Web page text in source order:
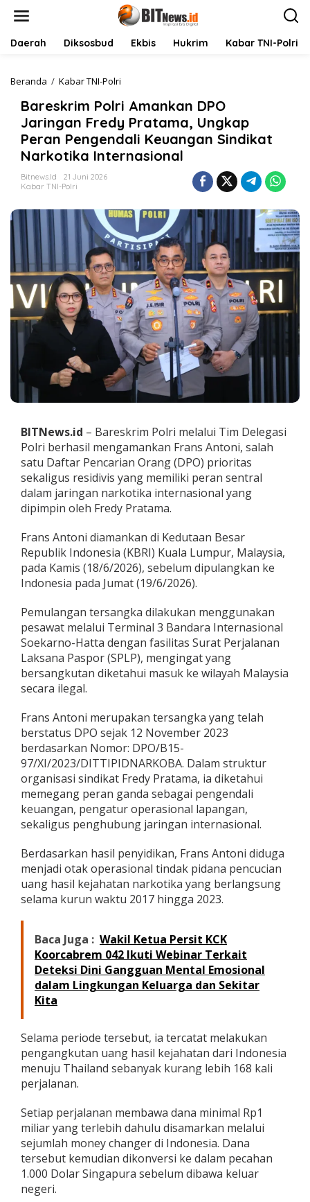
Daerah Diksosbud Ekbis Hukrim Kabar TNI-Polri
Beranda / Kabar TNI-Polri
r
e
s
k
r
l
r
i
A
m
a
n
k
a
n
D
P
O
J
a
r
n
g
a
n
F
r
e
P
r
a
t
a
,
U
n
k
P
e
a
n
P
e
n
g
e
d
a
l
i
K
a
n
g
a
n
d
i
k
a
k
o
i
Bareskrim Polri Amankan DPO
Jaringan Fredy Pratama, Ungkap
Peran Pengendali Keuangan Sindikat
Narkotika Internasional
Bitnews.id
21 Juni 2026
Kabar TNI-Polri
BITNews.id – Bareskrim Polri melalui Tim Delegasi
Polri berhasil mengamankan Frans Antoni, salah
satu Daftar Pencarian Orang (DPO) prioritas
sekaligus residivis yang memiliki peran sentral
dalam jaringan narkotika internasional yang
dipimpin oleh Fredy Pratama.
Frans Antoni diamankan di Kedutaan Besar
Republik Indonesia (KBRI) Kuala Lumpur, Malaysia,
pada Kamis (18/6/2026), sebelum dipulangkan ke
Indonesia pada Jumat (19/6/2026).
Pemulangan tersangka dilakukan menggunakan
pesawat melalui Terminal 3 Bandara Internasional
Soekarno-Hatta dengan fasilitas Surat Perjalanan
Laksana Paspor (SPLP), mengingat yang
bersangkutan diketahui masuk ke wilayah Malaysia
secara ilegal.
Frans Antoni merupakan tersangka yang telah
berstatus DPO sejak 12 November 2023
berdasarkan Nomor: DPO/B15-
97/XI/2023/DITTIPIDNARKOBA. Dalam struktur
organisasi sindikat Fredy Pratama, ia diketahui
memegang peran ganda sebagai pengendali
keuangan, pengatur operasional lapangan,
sekaligus penghubung jaringan internasional.
Berdasarkan hasil penyidikan, Frans Antoni diduga
menjadi otak operasional tindak pidana pencucian
uang hasil kejahatan narkotika yang berlangsung
selama kurun waktu 2017 hingga 2023.
Baca Juga : Wakil Ketua Persit KCK
Koorcabrem 042 Ikuti Webinar Terkait
Deteksi Dini Gangguan Mental Emosional
dalam Lingkungan Keluarga dan Sekitar
Kita
Selama periode tersebut, ia tercatat melakukan
pengangkutan uang hasil kejahatan dari Indonesia
menuju Thailand sebanyak kurang lebih 168 kali
perjalanan.
Setiap perjalanan membawa dana minimal Rp1
miliar yang terlebih dahulu disamarkan melalui
sejumlah money changer di Indonesia. Dana
tersebut kemudian dikonversi ke dalam pecahan
1.000 Dolar Singapura sebelum dibawa keluar
negeri.